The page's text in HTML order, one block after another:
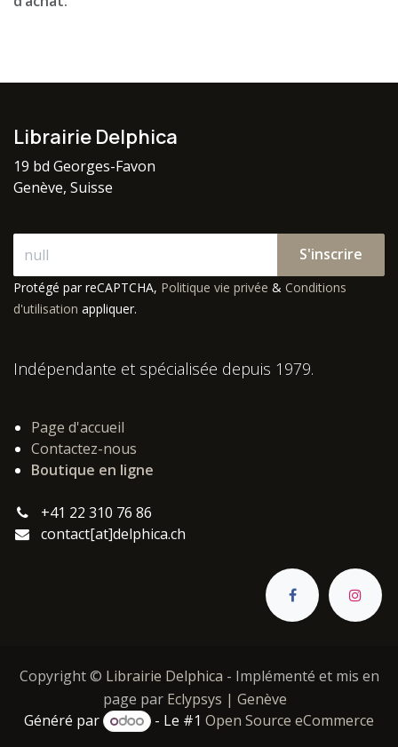
Librairie Delphica
19 bd Georges-Favon
Genève, Suisse
S'inscrire
Protégé par reCAPTCHA, Politique vie privée & Conditions
d'utilisation appliquer.
Indépendante et spécialisée depuis 1979.
Page d'accueil
Contactez-nous
Boutique en ligne
+41 22 310 76 86
contact[at]delphica.ch
Copyright © Librairie Delphica - Implémenté et mis en
page par Eclypsys | Genève
Généré par
- Le #1Open Source eCommerce